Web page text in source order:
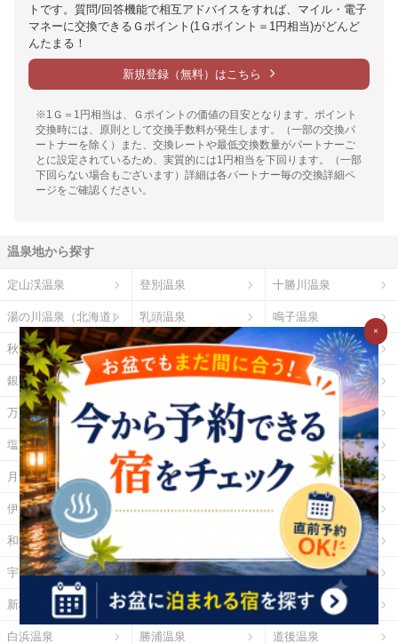
トです。質問/回答機能で相互アドバイスをすれば、マイル・電子
マネーに交換できるＧポイント(1Ｇポイント＝1円相当)がどんど
んたまる！
新規登録（無料）はこちら
※1Ｇ＝1円相当は、Ｇポイントの価値の目安となります。ポイント
交換時には、原則として交換手数料が発生します。（一部の交換パ
ートナーを除く）また、交換レートや最低交換数量がパートナーご
とに設定されているため、実質的には1円相当を下回ります。（一部
下回らない場合もございます）詳細は各パートナー毎の交換詳細ペ
ージをご確認ください。
温泉地から探す
定山渓温泉 登別温泉 十勝川温泉
湯の川温泉（北海道） 乳頭温泉 鳴子温泉
秋保温泉 東山温泉 蔵王温泉
銀山温泉 草津温泉 伊香保温泉
万座温泉 四万温泉 鬼怒川温泉
塩原温泉 野沢温泉 白骨温泉
月岡温泉 石和温泉 湯河原温泉
伊東温泉 修善寺温泉 下田温泉（静岡県）
和倉温泉 あわら温泉
宇奈月温泉 下呂温泉 平湯温泉
新穂高温泉 城崎温泉 有馬温泉
白浜温泉 勝浦温泉 道後温泉
×